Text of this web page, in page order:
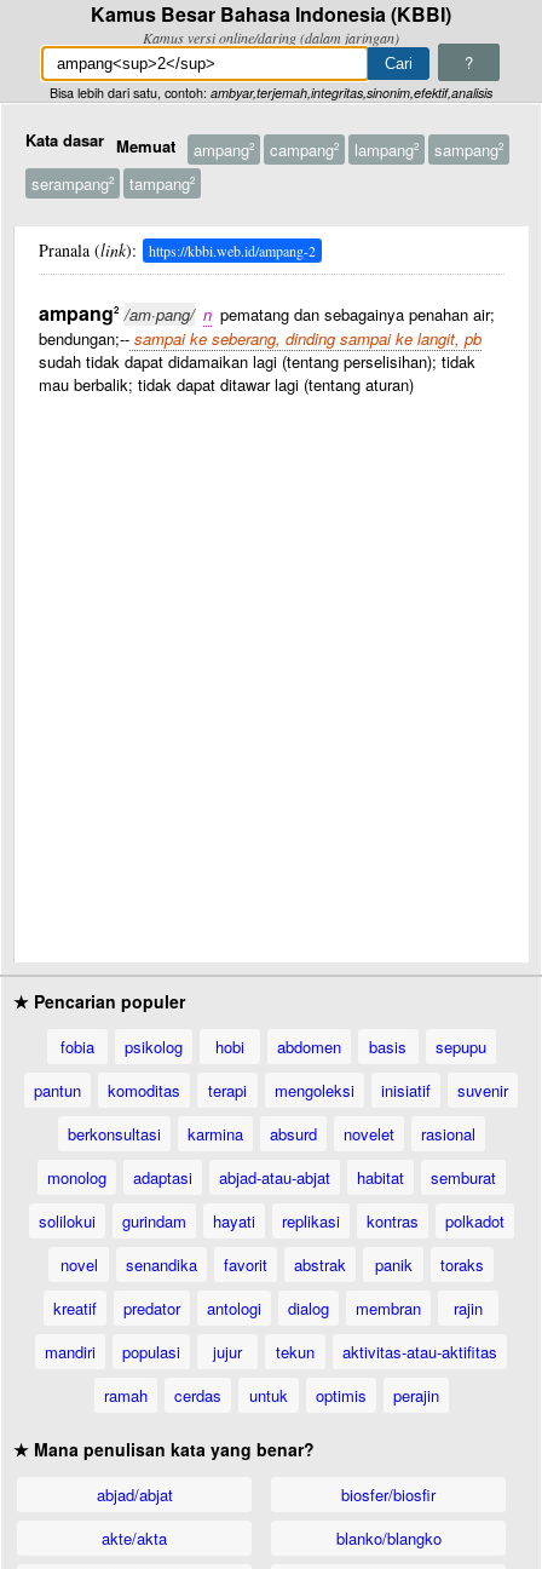
Kamus Besar Bahasa Indonesia (KBBI)
Kamus versi online/daring (dalam jaringan)
?
Bisa lebih dari satu, contoh: ambyar,terjemah,integritas,sinonim,efektif,analisis
Kata dasar Memuat ampang2 campang2 lampang2 sampang2
serampang2 tampang2
Pranala (link): https://kbbi.web.id/ampang-2
ampang2 /am·pang/ n pematang dan sebagainya penahan air;
bendungan;-- sampai ke seberang, dinding sampai ke langit, pb
sudah tidak dapat didamaikan lagi (tentang perselisihan); tidak
mau berbalik; tidak dapat ditawar lagi (tentang aturan)
★ Pencarian populer
fobia psikolog hobi abdomen basis
sepupu
pantun
komoditas terapi mengoleksi inisiatif
suvenir
berkonsultasi
karmina absurd novelet
rasional
monolog
adaptasi abjad-atau-abjat habitat
semburat
solilokui
gurindam hayati replikasi kontras
polkadot
novel
senandika favorit abstrak panik
toraks
kreatif
predator antologi dialog membran
rajin
mandiri
populasi jujur tekun
aktivitas-atau-aktifitas
ramah
cerdas untuk optimis perajin
★ Mana penulisan kata yang benar?
abjad/abjat
akte/akta
biosfer/biosfir
blanko/blangko